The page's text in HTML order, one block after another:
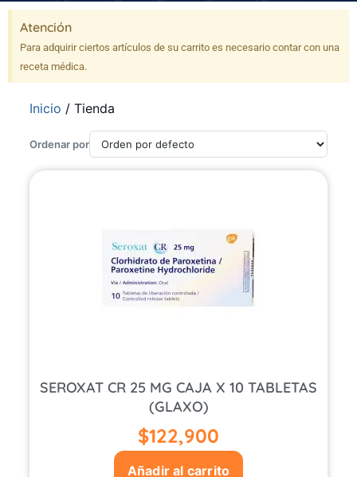
Atención
Para adquirir ciertos artículos de su carrito es necesario contar con una
receta médica.
Inicio / Tienda
Ordenar por
SEROXAT CR 25 MG CAJA X 10 TABLETAS
(GLAXO)
$122,900
Añadir al carrito